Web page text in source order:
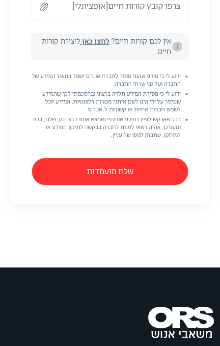
צרפו קובץ קורות חיים[אופציונלי]
אין לכם קורות חיים? לחצו כאן ליצירת קורות
חיים.
ידוע לי כי מידע שהנני מוסר לחברת או.ר.ס ישמר במאגר המידע של
החברה ועל גבי שרתי החברה.
ידוע לי כי מסירת המידע תלויה ברצוני ובהסכמתי לכך שהמידע
שנמסר על ידי הינו לשם איתור משרות רלוונטיות. המידע יוכל
לשמש חברות אחיות או קשורות ל-או.ר.ס.
ככל שאבקש לעיין במידע אודותיי ואמצא אותו כלא נכון, שלם, ברור
ומעודכן, אהיה רשאי לפנות לחברה בבקשה לתיקון המידע או
למוחקו, שתבחן לגופו של עניין.
שלח מועמדות